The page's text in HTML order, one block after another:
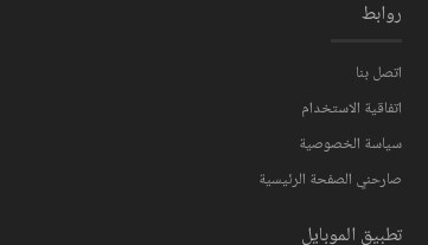
روابط
اتصل بنا
اتفاقية الاستخدام
سياسة الخصوصية
صارحني الصفحة الرئيسية
تطبيق الموبايل